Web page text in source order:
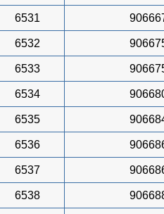
6531
6532
6533
6534
6535
6536
6537
6538